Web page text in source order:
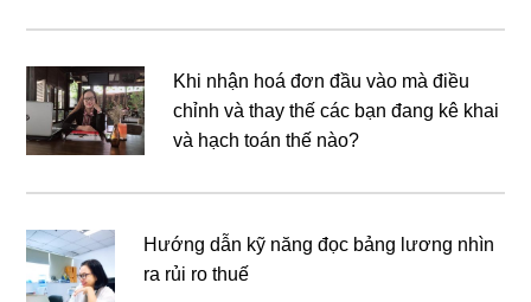
Khi nhận hoá đơn đầu vào mà điều
chỉnh và thay thế các bạn đang kê khai
và hạch toán thế nào?
Hướng dẫn kỹ năng đọc bảng lương nhìn
ra rủi ro thuế